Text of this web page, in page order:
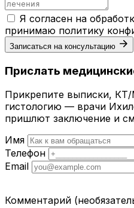
Я согласен на
принимаю политику
Записаться на консультацию
Прислать
Прикрепите выписки,
гистологию — врачи
пришлют заключение и
Имя
Телефон
Email
Комментарий